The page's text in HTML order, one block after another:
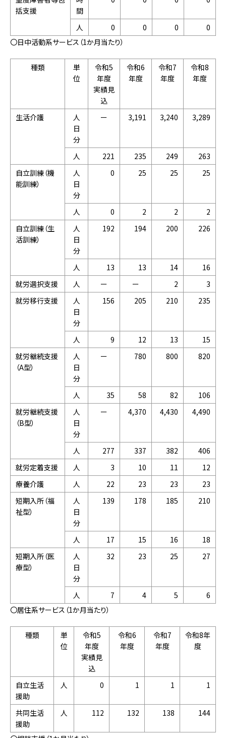
括支援
間
人 0 0 0
0
〇日中活動系サービス（1か月当たり）
種類
単
位
令和5
年度
実績見
込
令和6
年度
令和7
年度
令和8
年度
生活介護
人
日
分
ー 3,191 3,240 3,289
人 221 235 249
263
自立訓練（機
能訓練）
人
日
分
0 25 25 25
人 0 2 2
2
自立訓練（生
活訓練）
人
日
分
192 194 200 226
人 13 13 14
16
就労選択支援
人 ー ー 2
3
就労移行支援
人
日
分
156 205 210 235
人 9 12 13
15
就労継続支援
（A型）
人
日
分
ー 780 800 820
人 35 58 82
106
就労継続支援
（B型）
人
日
分
ー 4,370 4,430 4,490
人 277 337 382
406
就労定着支援
人 3 10 11
12
療養介護
人 22 23 23
23
短期入所（福
祉型）
人
日
分
139 178 185 210
人 17 15 16
18
短期入所（医
療型）
人
日
分
32 23 25 27
人 7 4 5
6
〇居住系サービス（1か月当たり）
種類
単
位
令和5
年度
実績見
込
令和6
年度
令和7
年度
令和8年
度
自立生活
援助
人 0 1 1 1
共同生活
援助
人 112 132 138 144